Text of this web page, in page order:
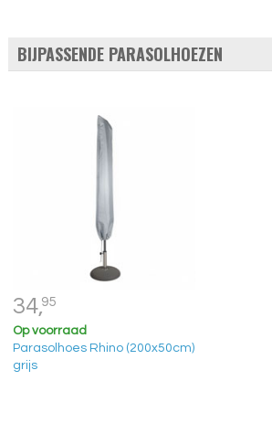
BIJPASSENDE PARASOLHOEZEN
34,95
Op voorraad
Parasolhoes Rhino (200x50cm)
grijs